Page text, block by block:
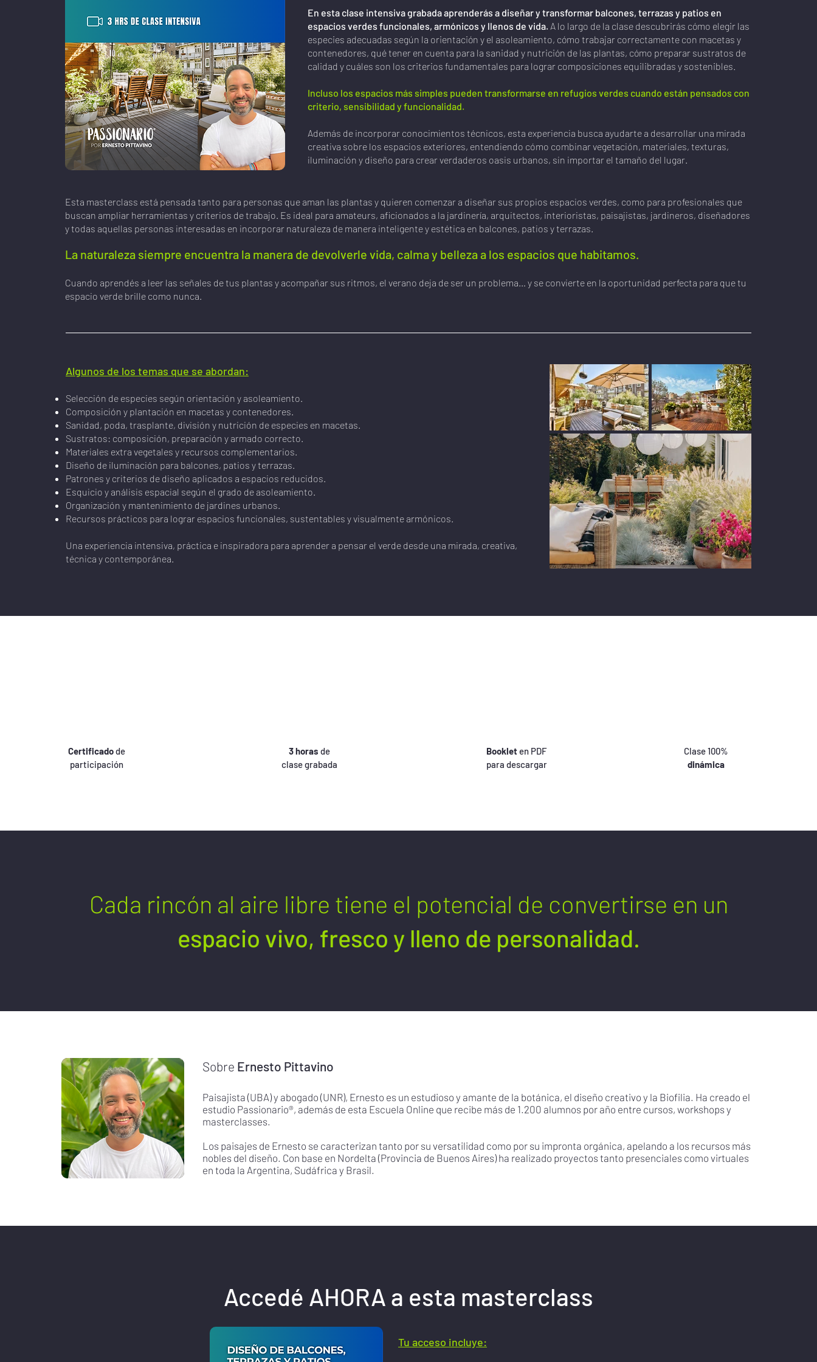
En esta clase intensiva grabada aprenderás a diseñar y transformar balcones, terrazas y patios en
espacios verdes funcionales, armónicos y llenos de vida. A lo largo de la clase descubrirás cómo elegir las
especies adecuadas según la orientación y el asoleamiento, cómo trabajar correctamente con macetas y
contenedores, qué tener en cuenta para la sanidad y nutrición de las plantas, cómo preparar sustratos de
calidad y cuáles son los criterios fundamentales para lograr composiciones equilibradas y sostenibles.
Incluso los espacios más simples pueden transformarse en refugios verdes cuando están pensados con
criterio, sensibilidad y funcionalidad.
Además de incorporar conocimientos técnicos, esta experiencia busca ayudarte a desarrollar una mirada
creativa sobre los espacios exteriores, entendiendo cómo combinar vegetación, materiales, texturas,
iluminación y diseño para crear verdaderos oasis urbanos, sin importar el tamaño del lugar.
Esta masterclass está pensada tanto para personas que aman las plantas y quieren comenzar a diseñar sus propios espacios verdes, como para profesionales que
buscan ampliar herramientas y criterios de trabajo. Es ideal para amateurs, aficionados a la jardinería, arquitectos, interioristas, paisajistas, jardineros, diseñadores
y todas aquellas personas interesadas en incorporar naturaleza de manera inteligente y estética en balcones, patios y terrazas.
La naturaleza siempre encuentra la manera de devolverle vida, calma y belleza a los espacios que habitamos.
Cuando aprendés a leer las señales de tus plantas y acompañar sus ritmos, el verano deja de ser un problema… y se convierte en la oportunidad perfecta para que tu
espacio verde brille como nunca.​​​
Algunos de los temas que se abordan:
Selección de especies según orientación y asoleamiento.
Composición y plantación en macetas y contenedores.
Sanidad, poda, trasplante, división y nutrición de especies en macetas.
Sustratos: composición, preparación y armado correcto.
Materiales extra vegetales y recursos complementarios.
Diseño de iluminación para balcones, patios y terrazas.
Patrones y criterios de diseño aplicados a espacios reducidos.
Esquicio y análisis espacial según el grado de asoleamiento.
Organización y mantenimiento de jardines urbanos.
Recursos prácticos para lograr espacios funcionales, sustentables y visualmente armónicos.
Una experiencia intensiva, práctica e inspiradora para aprender a pensar el verde desde una mirada, creativa,
técnica y contemporánea.
Certificadode
participación
3 horas de
clase grabada
Bookleten PDF
para descargar
Clase 100%
dinámica
Cada rincón al aire libre tiene el potencial de convertirse en un
espacio vivo, fresco y lleno de personalidad.
Sobre Ernesto Pittavino
Paisajista (UBA) y abogado (UNR), Ernesto es un estudioso y amante de la botánica, el diseño creativo y la Biofilia. Ha creado el
estudio Passionario®, además de esta Escuela Online que recibe más de 1.200 alumnos por año entre cursos, workshops y
masterclasses.
Los paisajes de Ernesto se caracterizan tanto por su versatilidad como por su impronta orgánica, apelando a los recursos más
nobles del diseño. Con base en Nordelta (Provincia de Buenos Aires) ha realizado proyectos tanto presenciales como virtuales
en toda la Argentina, Sudáfrica y Brasil.
Accedé AHORA a esta masterclass
Tu acceso incluye: